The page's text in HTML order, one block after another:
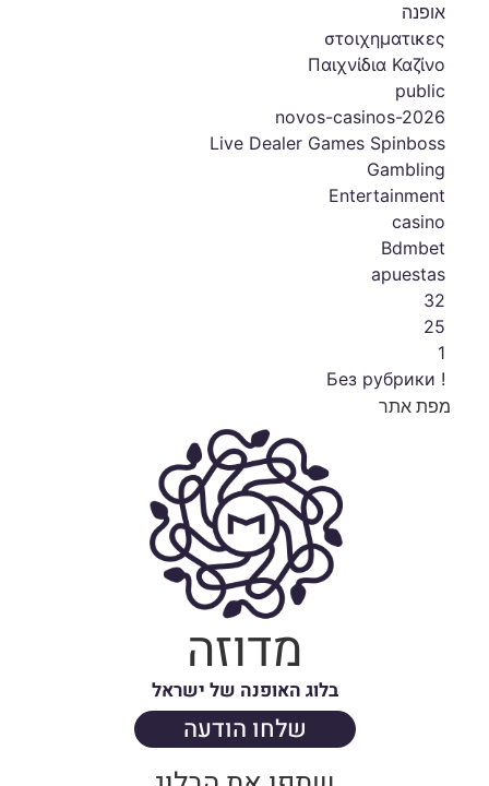
אופנה
στοιχηματικες
Παιχνίδια Καζίνο
public
novos-casinos-2026
Live Dealer Games Spinboss
Gambling
Entertainment
casino
Bdmbet
apuestas
32
25
1
! Без рубрики
מפת אתר
מדוזה
בלוג האופנה של ישראל
שלחו הודעה